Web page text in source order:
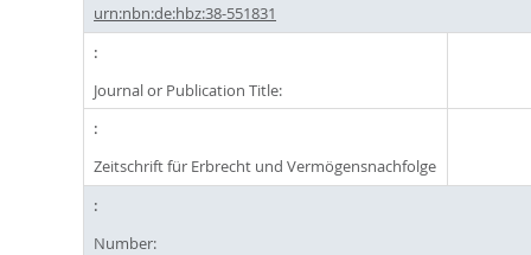
urn:nbn:de:hbz:38-551831
Journal or Publication Title:
Zeitschrift für Erbrecht und Vermögensnachfolge
Number: